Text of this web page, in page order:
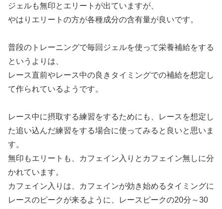
ジェルも無印とエリートが出ていますが、
やはりエリートの方が各種成分の含有量が良いです。
普段のトレーニングで毎回ジェルを使って栄養補給をする
というよりは、
レース直前やレース中の良きタイミングでの補給を想定し
て作られているようです。
レース中に摂取する練習をするためにも、レースを想定し
た追い込んだ練習をする場合に使ってみると良いと思いま
す。
無印もエリートも、カフェイン入りとカフェイン無しに分
かれています。
カフェイン入りは、カフェインが効き始めるタイミングに
レースのピークが来るように、レースピークの20分～30